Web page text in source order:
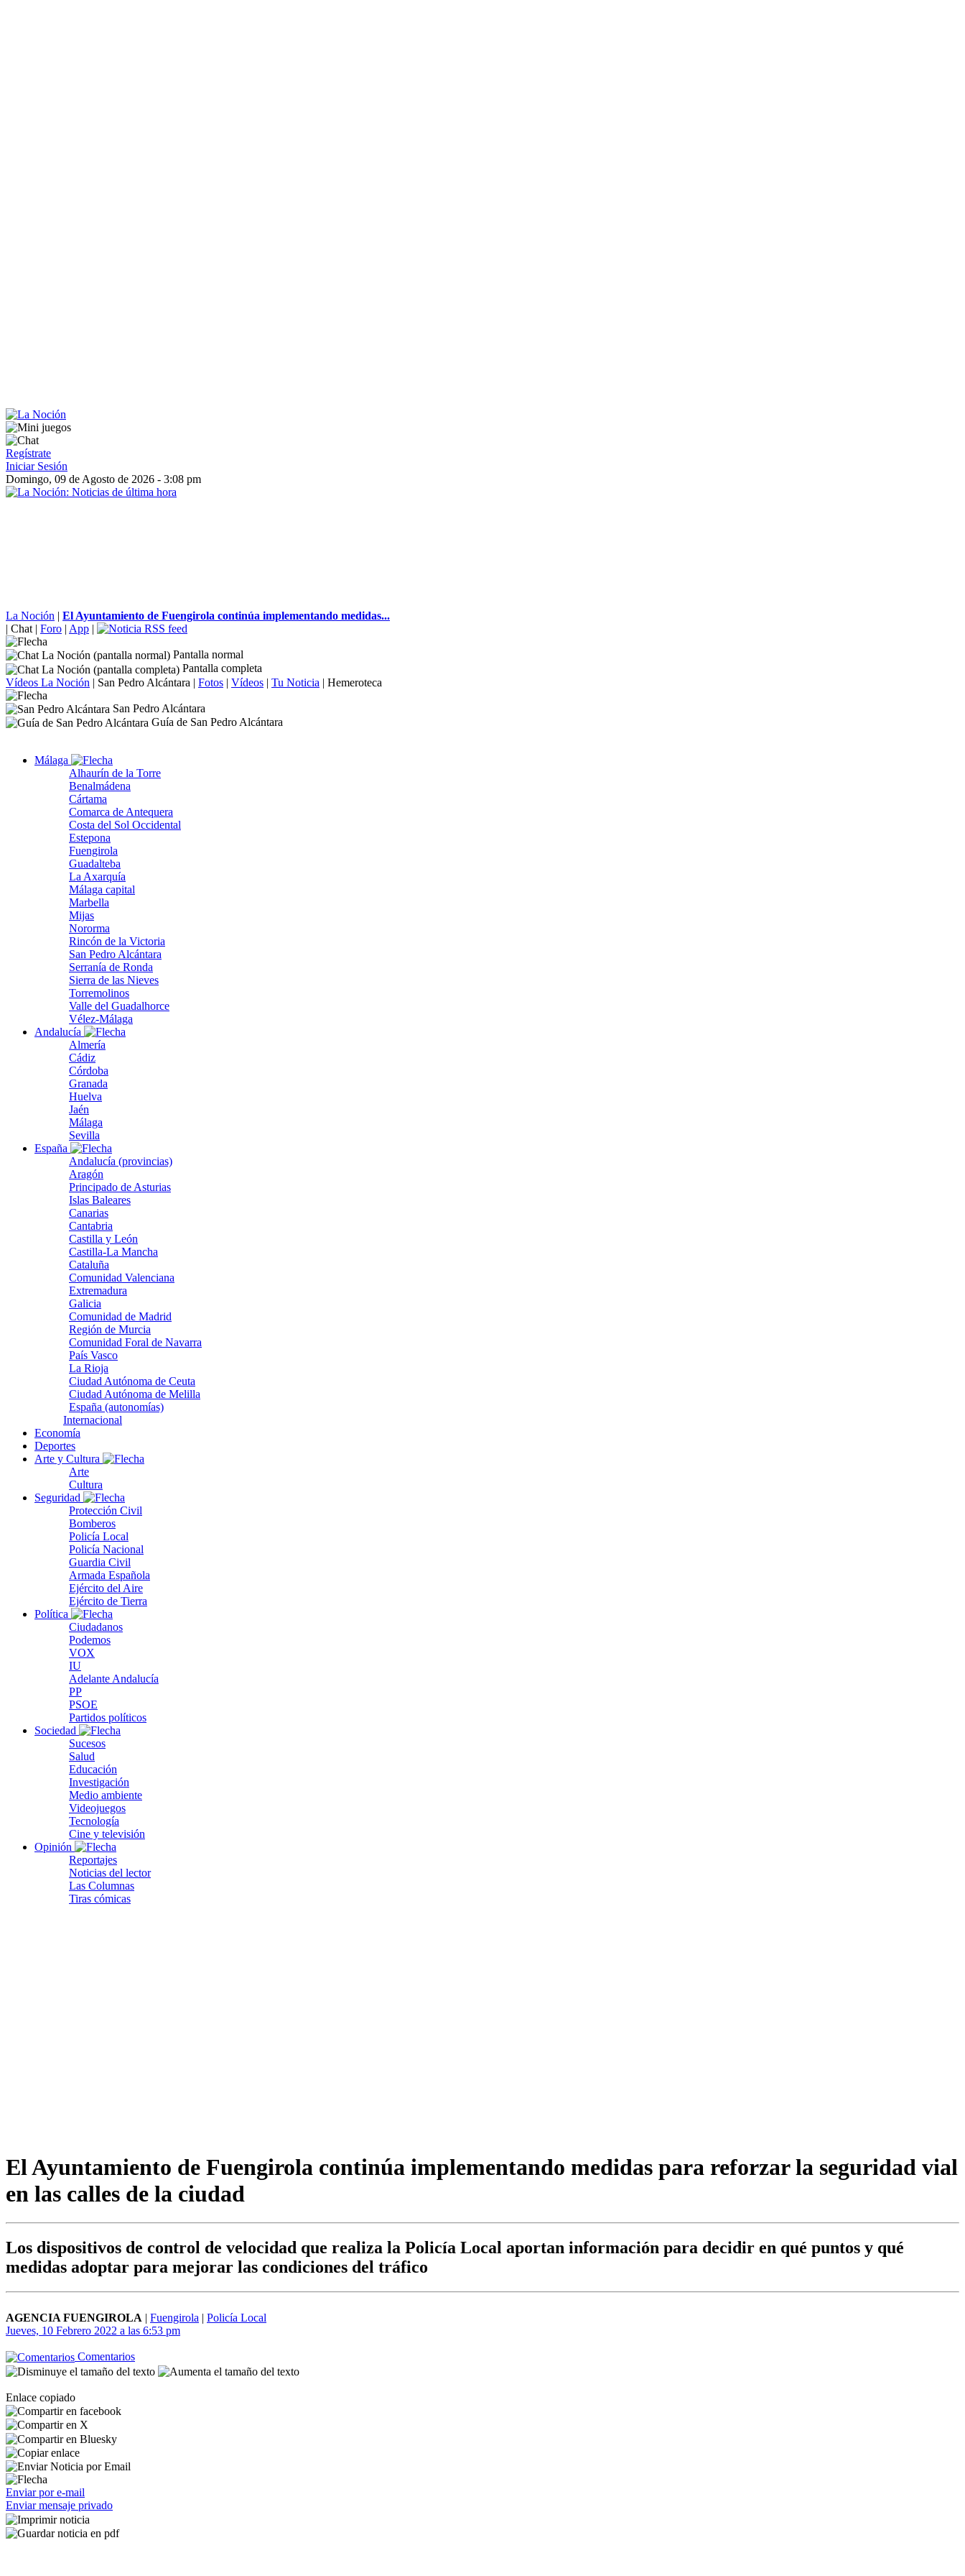
Regístrate
Iniciar Sesión
Domingo, 09 de Agosto de 2026 - 3:08 pm
La Noción | El Ayuntamiento de Fuengirola continúa implementando medidas...
| Chat | Foro | App |
Pantalla normal
Pantalla completa
Vídeos La Noción | San Pedro Alcántara | Fotos | Vídeos | Tu Noticia | Hemeroteca
San Pedro Alcántara
Guía de San Pedro Alcántara
Málaga
Alhaurín de la Torre
Benalmádena
Cártama
Comarca de Antequera
Costa del Sol Occidental
Estepona
Fuengirola
Guadalteba
La Axarquía
Málaga capital
Marbella
Mijas
Nororma
Rincón de la Victoria
San Pedro Alcántara
Serranía de Ronda
Sierra de las Nieves
Torremolinos
Valle del Guadalhorce
Vélez-Málaga
Andalucía
Almería
Cádiz
Córdoba
Granada
Huelva
Jaén
Málaga
Sevilla
España
Andalucía (provincias)
Aragón
Principado de Asturias
Islas Baleares
Canarias
Cantabria
Castilla y León
Castilla-La Mancha
Cataluña
Comunidad Valenciana
Extremadura
Galicia
Comunidad de Madrid
Región de Murcia
Comunidad Foral de Navarra
País Vasco
La Rioja
Ciudad Autónoma de Ceuta
Ciudad Autónoma de Melilla
España (autonomías)
Internacional
Economía
Deportes
Arte y Cultura
Arte
Cultura
Seguridad
Protección Civil
Bomberos
Policía Local
Policía Nacional
Guardia Civil
Armada Española
Ejército del Aire
Ejército de Tierra
Política
Ciudadanos
Podemos
VOX
IU
Adelante Andalucía
PP
PSOE
Partidos políticos
Sociedad
Sucesos
Salud
Educación
Investigación
Medio ambiente
Videojuegos
Tecnología
Cine y televisión
Opinión
Reportajes
Noticias del lector
Las Columnas
Tiras cómicas
El Ayuntamiento de Fuengirola continúa implementando medidas para reforzar la seguridad vial
en las calles de la ciudad
Los dispositivos de control de velocidad que realiza la Policía Local aportan información para decidir en qué puntos y qué
medidas adoptar para mejorar las condiciones del tráfico
AGENCIA FUENGIROLA | Fuengirola | Policía Local
Jueves, 10 Febrero 2022 a las 6:53 pm
Comentarios
Enlace copiado
Enviar por e-mail
Enviar mensaje privado